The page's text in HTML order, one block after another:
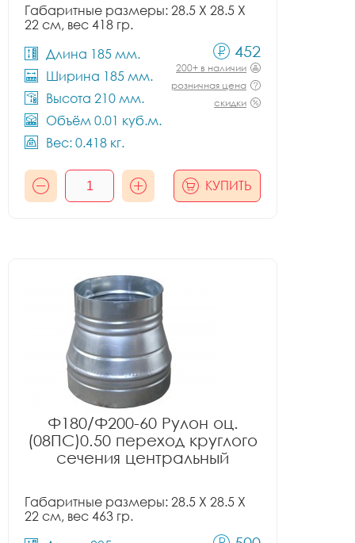
Габаритные размеры: 28.5 X 28.5 X
22 см, вес 418 гр.
Длина 185 мм.
Ширина 185 мм.
Высота 210 мм.
Объём 0.01 куб.м.
Вес: 0.418 кг.
452
200+ в наличии
розничная цена
скидки
КУПИТЬ
Ф180/Ф200-60 Рулон оц.
(08ПС)0.50 переход круглого
сечения центральный
Габаритные размеры: 28.5 X 28.5 X
22 см, вес 463 гр.